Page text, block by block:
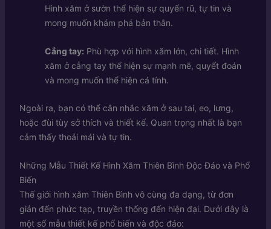
Hình xăm ở sườn thể hiện sự quyến rũ, tự tin và
mong muốn khám phá bản thân.
Cẳng tay: Phù hợp với hình xăm lớn, chi tiết. Hình
xăm ở cẳng tay thể hiện sự mạnh mẽ, quyết đoán
và mong muốn thể hiện cá tính.
Ngoài ra, bạn có thể cân nhắc xăm ở sau tai, eo, lưng,
hoặc đùi tùy sở thích và thiết kế. Quan trọng nhất là bạn
cảm thấy thoải mái và tự tin.
Những Mẫu Thiết Kế Hình Xăm Thiên Bình Độc Đáo và Phổ
Biến
Thế giới hình xăm Thiên Bình vô cùng đa dạng, từ đơn
giản đến phức tạp, truyền thống đến hiện đại. Dưới đây là
một số mẫu thiết kế phổ biến và độc đáo: